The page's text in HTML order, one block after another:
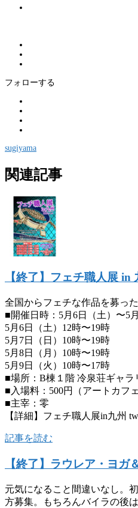
フォローする
sugiyama
関連記事
【終了】フェチ職人展 in
全国からフェチな作品を募っ
■開催日時：5月6日（土）〜5
5月6日（土）12時〜19時
5月7日（日）10時〜19時
5月8日（月）10時〜19時
5月9日（火）10時〜17時
■場所：B棟１階 冷泉荘ギャラ
■入場料：500円（アートカフ
■主宰：零
【詳細】フェチ職人展in九州
記事を読む
【終了】ラウレア・ヨガ
元気になること間違いなし。
方募集。もちろんバイラの後